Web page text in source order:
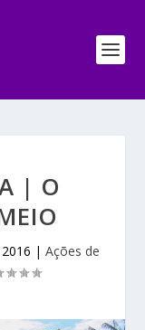
| O
| Ações de